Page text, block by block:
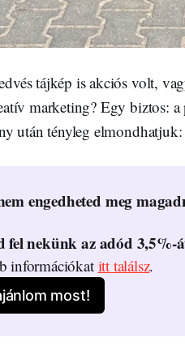
tájkép is akciós volt,
marketing? Egy biztos:
után tényleg
engedheted meg
fel nekünk az adód 3,5%-
információkat itt találsz.
most!